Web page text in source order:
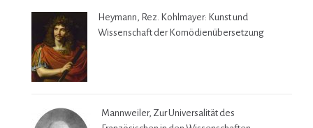
Heymann, Rez. Kohlmayer: Kunst und
Wissenschaft der Komödienübersetzung
Mannweiler, Zur Universalität des